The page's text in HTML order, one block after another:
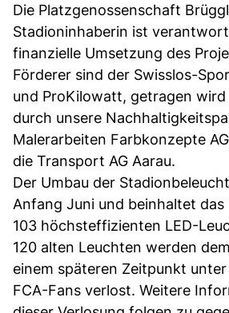
Die Platzgenossenschaft
Stadioninhaberin ist
finanzielle Umsetzung des
Förderer sind der Swisslos-
und ProKilowatt, getragen wird
durch unsere
Malerarbeiten Farbkonzepte
die Transport AG Aarau.
Der Umbau der
Anfang Juni und beinhaltet das
103 höchsteffizienten LED-
120 alten Leuchten werden
einem späteren Zeitpunkt
FCA-Fans verlost. Weitere